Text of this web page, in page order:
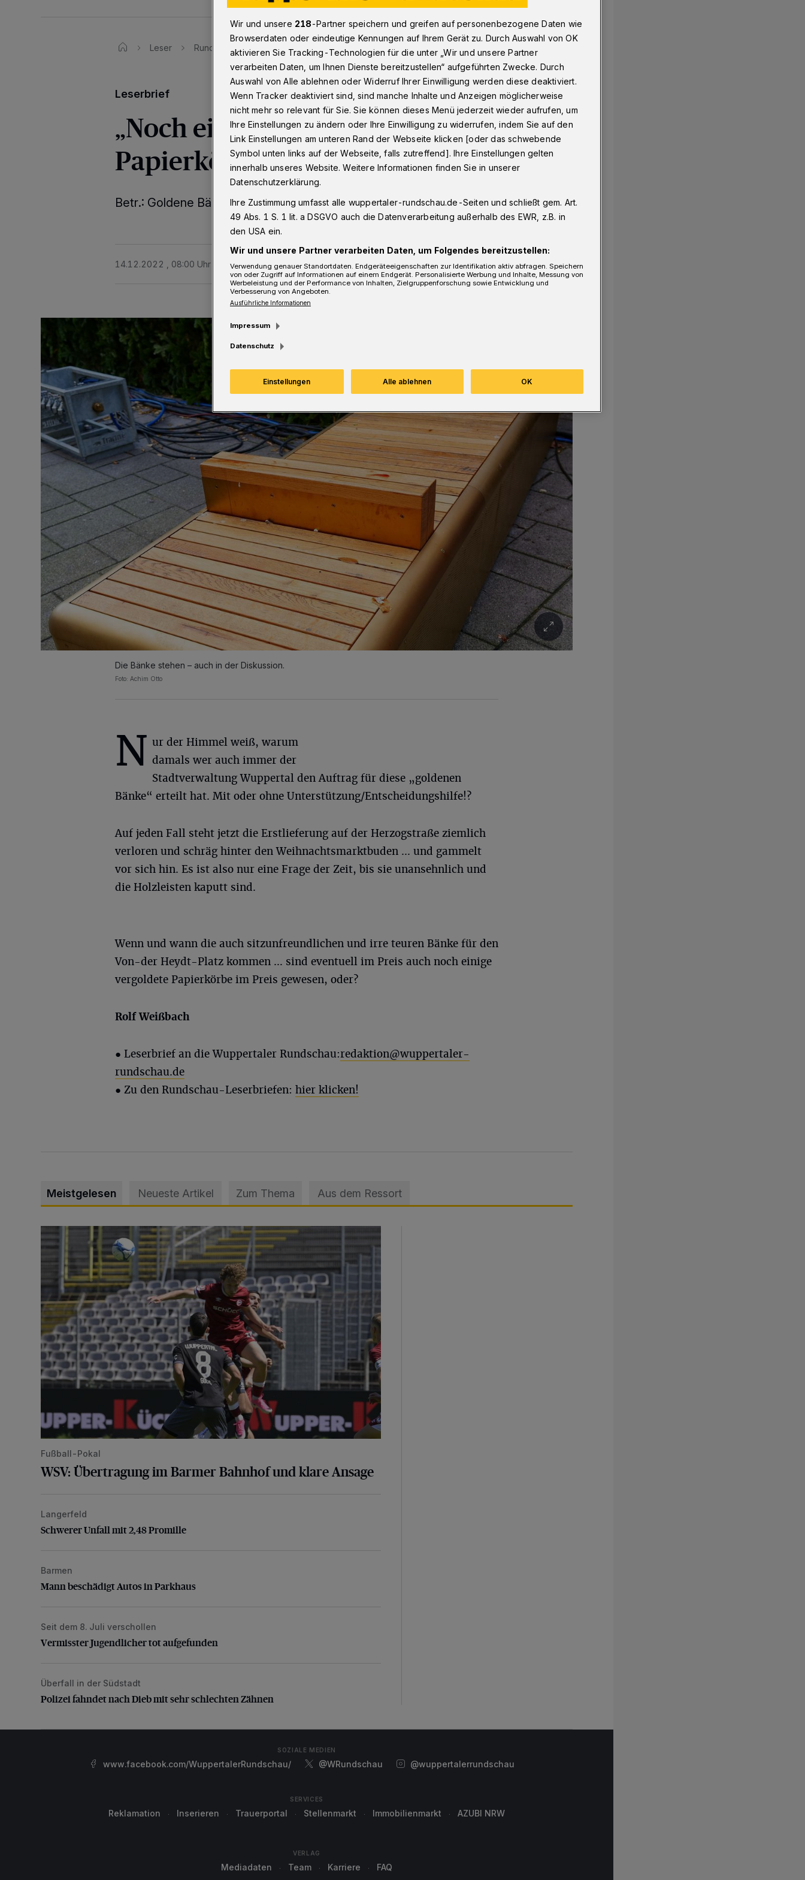
Leser Rundschau-Leserbrief zu goldenen Sitzbänken in Wuppertal
Leserbrief
„Noch einige vergoldete
Papierkörbe im Preis?“
Betr.: Goldene Bänke in der Elberfelder City
14.12.2022 , 08:00 Uhr Eine Minute Lesezeit
Die Bänke stehen – auch in der Diskussion.
Foto: Achim Otto
N ur der Himmel weiß, warum
damals wer auch immer der
Stadtverwaltung Wuppertal den Auftrag für diese „goldenen
Bänke“ erteilt hat. Mit oder ohne Unterstützung/Entscheidungshilfe!?
Auf jeden Fall steht jetzt die Erstlieferung auf der Herzogstraße ziemlich
verloren und schräg hinter den Weihnachtsmarktbuden ... und gammelt
vor sich hin. Es ist also nur eine Frage der Zeit, bis sie unansehnlich und
die Holzleisten kaputt sind.
Wenn und wann die auch sitzunfreundlichen und irre teuren Bänke für den
Von-der Heydt-Platz kommen … sind eventuell im Preis auch noch einige
vergoldete Papierkörbe im Preis gewesen, oder?
RolfWeißbach
● Leserbrief an die Wuppertaler Rundschau:redaktion@wuppertaler-
rundschau.de
● Zu den Rundschau-Leserbriefen: hier klicken!
Meistgelesen Neueste Artikel Zum Thema Aus dem Ressort
WSV: Übertragung im Barmer Bahnhof und klare Ansage
Fußball-Pokal
WSV: Übertragung im Barmer Bahnhof und klare Ansage
Schwerer Unfall mit 2,48 Promille
Langerfeld
Schwerer Unfall mit 2,48 Promille
Mann beschädigt Autos in Parkhaus
Barmen
Mann beschädigt Autos in Parkhaus
Vermisster Jugendlicher tot aufgefunden
Seit dem 8. Juli verschollen
Vermisster Jugendlicher tot aufgefunden
Polizei fahndet nach Dieb mit sehr schlechten Zähnen
Überfall in der Südstadt
Polizei fahndet nach Dieb mit sehr schlechten Zähnen
SOZIALE MEDIEN
www.facebook.com/WuppertalerRundschau/ @WRundschau @wuppertalerrundschau
SERVICES
Reklamation Inserieren Trauerportal Stellenmarkt Immobilienmarkt AZUBI NRW
VERLAG
Mediadaten Team Karriere FAQ
Wir und unsere 218-Partner speichern und greifen auf personenbezogene Daten wie
Browserdaten oder eindeutige Kennungen auf Ihrem Gerät zu. Durch Auswahl von OK
aktivieren Sie Tracking-Technologien für die unter „Wir und unsere Partner
verarbeiten Daten, um Ihnen Dienste bereitzustellen“ aufgeführten Zwecke. Durch
Auswahl von Alle ablehnen oder Widerruf Ihrer Einwilligung werden diese deaktiviert.
Wenn Tracker deaktiviert sind, sind manche Inhalte und Anzeigen möglicherweise
nicht mehr so relevant für Sie. Sie können dieses Menü jederzeit wieder aufrufen, um
Ihre Einstellungen zu ändern oder Ihre Einwilligung zu widerrufen, indem Sie auf den
Link Einstellungen am unteren Rand der Webseite klicken [oder das schwebende
Symbol unten links auf der Webseite, falls zutreffend]. Ihre Einstellungen gelten
innerhalb unseres Website. Weitere Informationen finden Sie in unserer
Datenschutzerklärung.
Ihre Zustimmung umfasst alle wuppertaler-rundschau.de-Seiten und schließt gem. Art.
49 Abs. 1 S. 1 lit. a DSGVO auch die Datenverarbeitung außerhalb des EWR, z.B. in
den USA ein.
Wir und unsere Partner verarbeiten Daten, um Folgendes bereitzustellen:
Verwendung genauer Standortdaten. Endgeräteeigenschaften zur Identifikation aktiv abfragen. Speichern
von oder Zugriff auf Informationen auf einem Endgerät. Personalisierte Werbung und Inhalte, Messung von
Werbeleistung und der Performance von Inhalten, Zielgruppenforschung sowie Entwicklung und
Verbesserung von Angeboten.
Ausführliche Informationen
Impressum
Datenschutz
Einstellungen Alle ablehnen OK